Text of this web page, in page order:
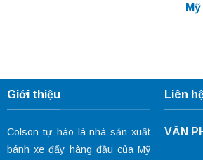
Giới thiệu
Colson tự hào là nhà sản xuất
bánh xe đẩy hàng đầu của Mỹ
Liên
VĂN